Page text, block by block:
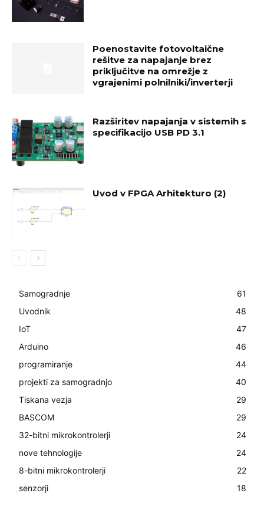
Poenostavite fotovoltaične
rešitve za napajanje brez
priključitve na omrežje z
vgrajenimi polnilniki/inverterji
Razširitev napajanja v sistemih s
specifikacijo USB PD 3.1
Uvod v FPGA Arhitekturo (2)
Samogradnje
61
Uvodnik
48
IoT
47
Arduino
46
programiranje
44
projekti za samogradnjo
40
Tiskana vezja
29
BASCOM
29
32-bitni mikrokontrolerji
24
nove tehnologije
24
8-bitni mikrokontrolerji
22
senzorji
18